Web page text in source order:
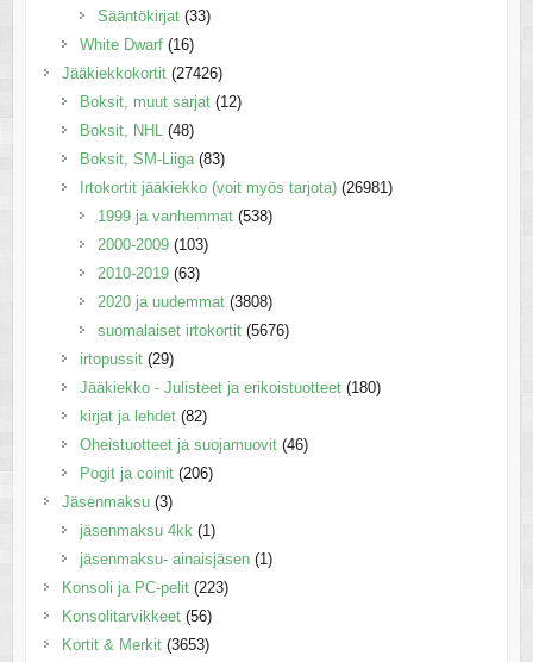
Sääntökirjat (33)
White Dwarf (16)
Jääkiekkokortit (27426)
Boksit, muut sarjat (12)
Boksit, NHL (48)
Boksit, SM-Liiga (83)
Irtokortit jääkiekko (voit myös tarjota) (26981)
1999 ja vanhemmat (538)
2000-2009 (103)
2010-2019 (63)
2020 ja uudemmat (3808)
suomalaiset irtokortit (5676)
irtopussit (29)
Jääkiekko - Julisteet ja erikoistuotteet (180)
kirjat ja lehdet (82)
Oheistuotteet ja suojamuovit (46)
Pogit ja coinit (206)
Jäsenmaksu (3)
jäsenmaksu 4kk (1)
jäsenmaksu- ainaisjäsen (1)
Konsoli ja PC-pelit (223)
Konsolitarvikkeet (56)
Kortit & Merkit (3653)